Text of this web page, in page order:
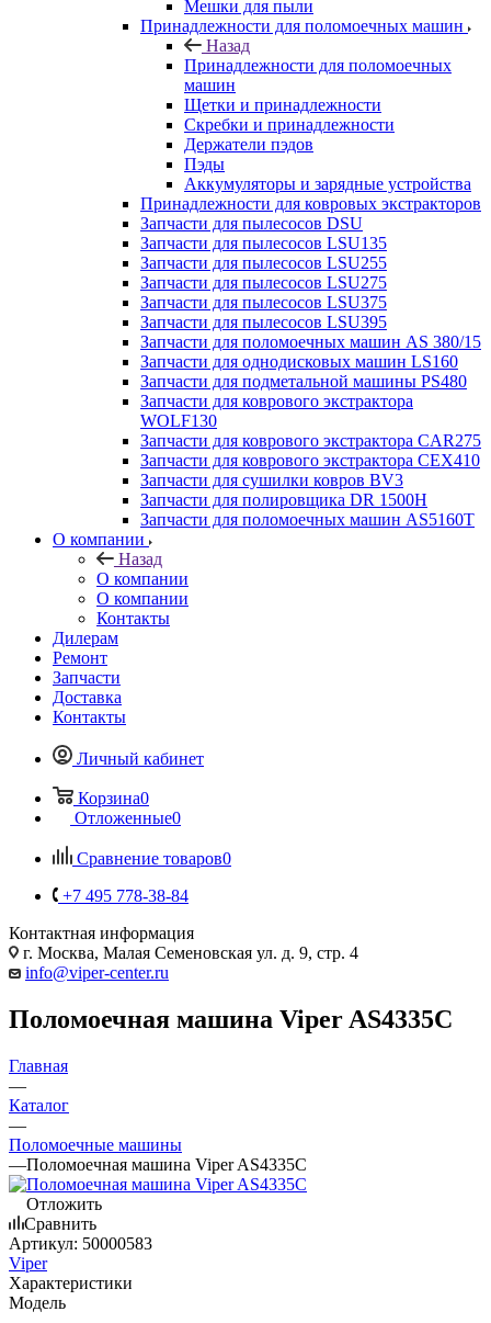
Мешки для пыли
Принадлежности для поломоечных машин
Назад
Принадлежности для поломоечных
машин
Щетки и принадлежности
Скребки и принадлежности
Держатели пэдов
Пэды
Аккумуляторы и зарядные устройства
Принадлежности для ковровых экстракторов
Запчасти для пылесосов DSU
Запчасти для пылесосов LSU135
Запчасти для пылесосов LSU255
Запчасти для пылесосов LSU275
Запчасти для пылесосов LSU375
Запчасти для пылесосов LSU395
Запчасти для поломоечных машин AS 380/15
Запчасти для однодисковых машин LS160
Запчасти для подметальной машины PS480
Запчасти для коврового экстрактора
WOLF130
Запчасти для коврового экстрактора CAR275
Запчасти для коврового экстрактора CEX410
Запчасти для сушилки ковров BV3
Запчасти для полировщика DR 1500H
Запчасти для поломоечных машин AS5160T
О компании
Назад
О компании
О компании
Контакты
Дилерам
Ремонт
Запчасти
Доставка
Контакты
Личный кабинет
Корзина0
Отложенные0
Сравнение товаров0
+7 495 778-38-84
Контактная информация
г. Москва, Малая Семеновская ул. д. 9, стр. 4
info@viper-center.ru
Поломоечная машина Viper AS4335C
Главная
—
Каталог
—
Поломоечные машины
—Поломоечная машина Viper AS4335C
Отложить
Сравнить
Артикул: 50000583
Viper
Характеристики
Модель